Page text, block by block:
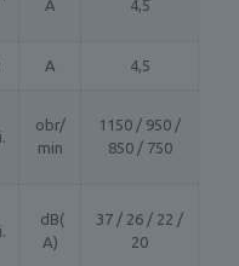
A 4,5
A 4,5
obr/
min
1150 / 950 /
850 / 750
dB(
A)
37 / 26 / 22 /
20